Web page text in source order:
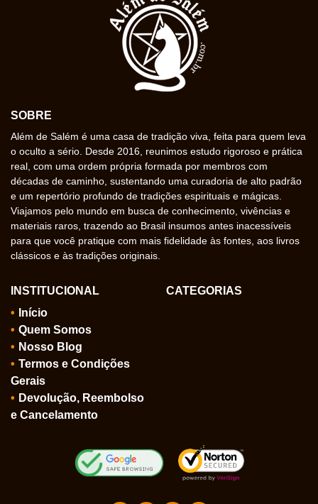
SOBRE
Além de Salém é uma casa de tradição viva, feita para quem leva
o oculto a sério. Desde 2016, reunimos estudo rigoroso e prática
real, com uma ordem própria formada por membros com
décadas de caminho, sustentando uma curadoria de alto padrão
e um repertório profundo de tradições espirituais e mágicas.
Viajamos pelo mundo em busca de conhecimento, vivências e
materiais raros, trazendo ao Brasil insumos antes inacessíveis
para que você pratique com mais fidelidade às fontes, aos livros
clássicos e às tradições originais.
INSTITUCIONAL
Início
Quem Somos
Nosso Blog
Termos e Condições
Gerais
Devolução, Reembolso
e Cancelamento
CATEGORIAS